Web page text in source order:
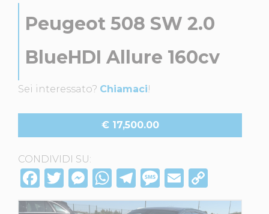
Peugeot 508 SW 2.0
BlueHDI Allure 160cv
Sei interessato? Chiamaci!
€ 17,500.00
CONDIVIDI SU:
F
a
T
w
M
e
W
h
T
el
M
e
E
mo